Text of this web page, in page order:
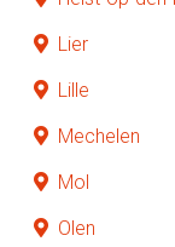
Lier
Lille
Mechelen
Mol
Olen